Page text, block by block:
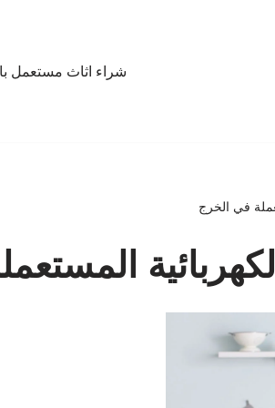
شراء اثاث مستعمل
في الخرج